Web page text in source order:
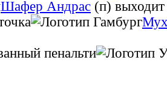
Шафер Андрас (п)